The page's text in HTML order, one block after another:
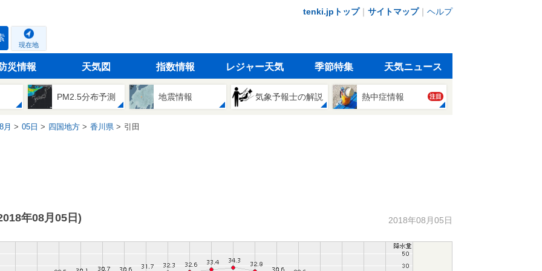
tenki.jpトップ｜ サイトマップ｜ ヘルプ
現在地
災情報 天気図 指数情報 レジャー天気 季節特集 天気ニュース
PM2.5分布予測 地震情報 気象予報士の解説 熱中症情報 注目
月 05日 四国地方 香川県 引田
年08月05日) 2018年08月05日